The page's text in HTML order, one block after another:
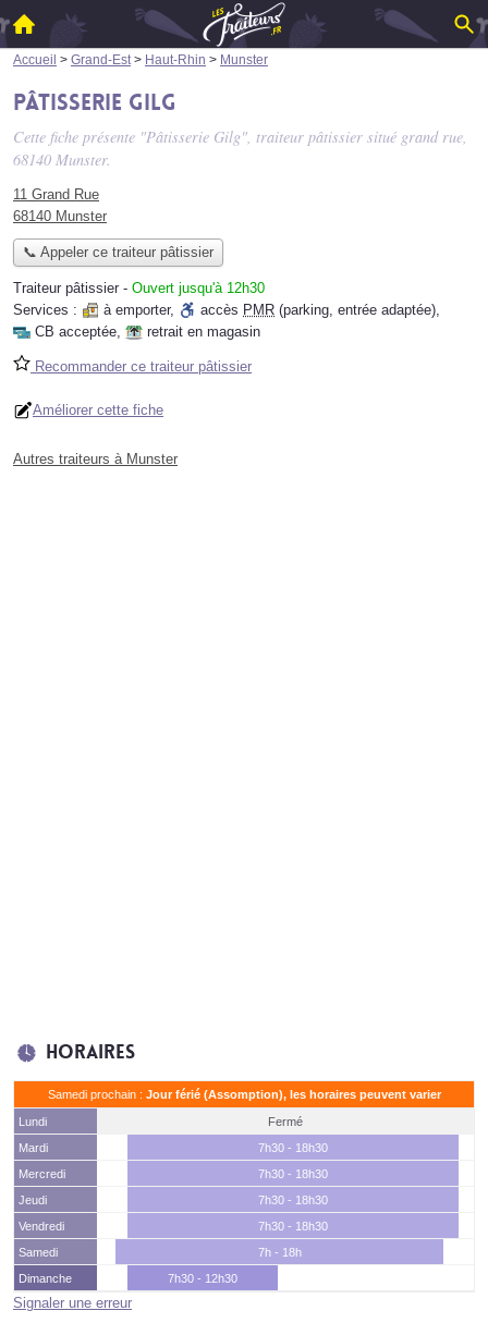
Accueil > Grand-Est > Haut-Rhin > Munster
Pâtisserie Gilg
Cette fiche présente "Pâtisserie Gilg", traiteur pâtissier situé grand rue,
68140 Munster.
11 Grand Rue
68140 Munster
📞 Appeler ce traiteur pâtissier
Traiteur pâtissier - Ouvert jusqu'à 12h30
Services :
à emporter, accès PMR (parking, entrée adaptée),
CB acceptée, retrait en magasin
Recommander ce traiteur pâtissier
Améliorer cette fiche
Autres traiteurs à Munster
Horaires
Samedi prochain : Jour férié (Assomption), les horaires peuvent varier
Lundi
Fermé
Mardi
7h30 - 18h30
Mercredi
7h30 - 18h30
Jeudi
7h30 - 18h30
Vendredi
7h30 - 18h30
Samedi
7h - 18h
Dimanche
7h30 - 12h30
Signaler une erreur